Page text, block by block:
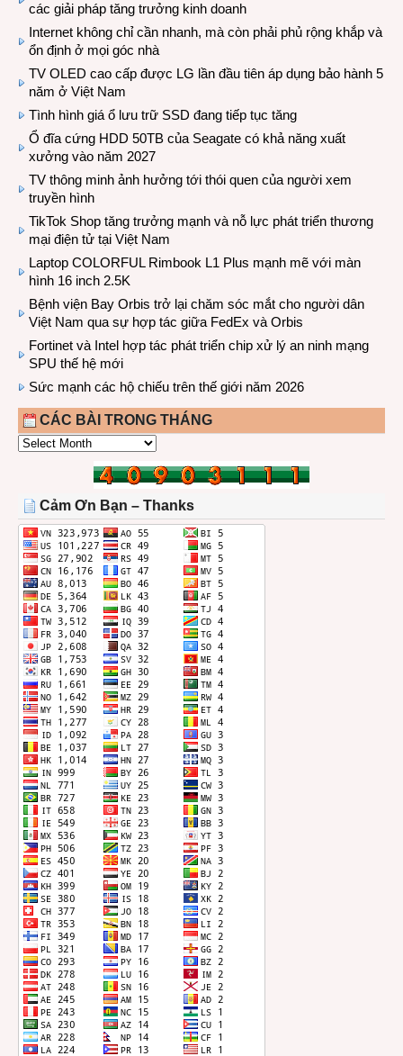
các giải pháp tăng trưởng kinh doanh
Internet không chỉ cần nhanh, mà còn phải phủ rộng khắp và
ổn định ở mọi góc nhà
TV OLED cao cấp được LG lần đầu tiên áp dụng bảo hành 5
năm ở Việt Nam
Tình hình giá ổ lưu trữ SSD đang tiếp tục tăng
Ổ đĩa cứng HDD 50TB của Seagate có khả năng xuất
xưởng vào năm 2027
TV thông minh ảnh hưởng tới thói quen của người xem
truyền hình
TikTok Shop tăng trưởng mạnh và nỗ lực phát triển thương
mại điện tử tại Việt Nam
Laptop COLORFUL Rimbook L1 Plus mạnh mẽ với màn
hình 16 inch 2.5K
Bệnh viện Bay Orbis trở lại chăm sóc mắt cho người dân
Việt Nam qua sự hợp tác giữa FedEx và Orbis
Fortinet và Intel hợp tác phát triển chip xử lý an ninh mạng
SPU thế hệ mới
Sức mạnh các hộ chiếu trên thế giới năm 2026
CÁC BÀI TRONG THÁNG
CÁC
THÁNG
Cảm Ơn Bạn – Thanks